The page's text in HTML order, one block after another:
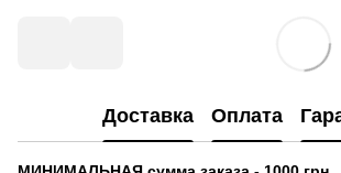
Доставка Оплата